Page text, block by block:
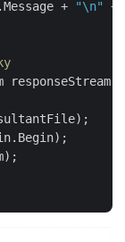
+ "\n"
+
responseStream,